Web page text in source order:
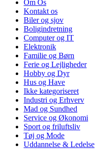
Om Os
Kontakt os
Biler og sjov
Boligindretning
Computer og IT
Elektronik
Familie og Børn
Ferie og Lejligheder
Hobby og Dyr
Hus og Have
Ikke kategoriseret
Industri og Erhverv
Mad og Sundhed
Service og Økonomi
Sport og friluftsliv
Tøj og Mode
Uddannelse & Ledelse